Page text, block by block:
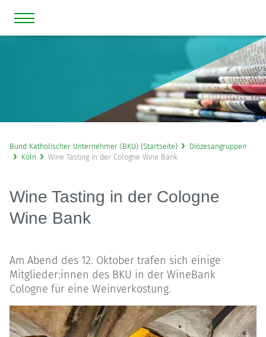
Bund Katholischer Unternehmer (BKU) (Startseite)
Diözesangruppen
Köln
Wine Tasting in der Cologne Wine Bank
Wine Tasting in der Cologne
Wine Bank
Am Abend des 12. Oktober trafen sich einige
Mitglieder:innen des BKU in der WineBank
Cologne für eine Weinverkostung.